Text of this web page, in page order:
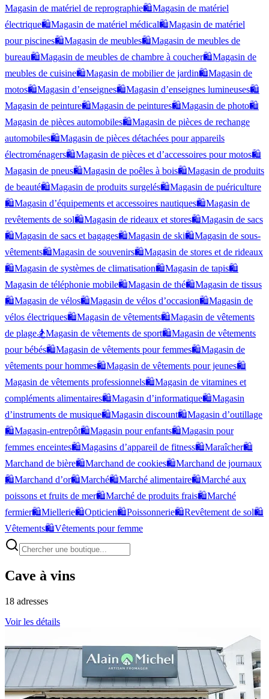
Magasin de matériel de reprographie🛍️Magasin de matériel
électrique🛍️Magasin de matériel médical🛍️Magasin de matériel
pour piscines🛍️Magasin de meubles🛍️Magasin de meubles de
bureau🛍️Magasin de meubles de chambre à coucher🛍️Magasin de
meubles de cuisine🛍️Magasin de mobilier de jardin🛍️Magasin de
motos🛍️Magasin d’enseignes🛍️Magasin d’enseignes lumineuses🛍️
Magasin de peinture🛍️Magasin de peintures🛍️Magasin de photo🛍️
Magasin de pièces automobiles🛍️Magasin de pièces de rechange
automobiles🛍️Magasin de pièces détachées pour appareils
électroménagers🛍️Magasin de pièces et d’accessoires pour motos🛍️
Magasin de pneus🛍️Magasin de poêles à bois🛍️Magasin de produits
de beauté🛍️Magasin de produits surgelés🛍️Magasin de puériculture
🛍️Magasin d’équipements et accessoires nautiques🛍️Magasin de
revêtements de sol🛍️Magasin de rideaux et stores🛍️Magasin de sacs
🛍️Magasin de sacs et bagages🛍️Magasin de ski🛍️Magasin de sous-
vêtements🛍️Magasin de souvenirs🛍️Magasin de stores et de rideaux
🛍️Magasin de systèmes de climatisation🛍️Magasin de tapis🛍️
Magasin de téléphonie mobile🛍️Magasin de thé🛍️Magasin de tissus
🛍️Magasin de vélos🛍️Magasin de vélos d’occasion🛍️Magasin de
vélos électriques🛍️Magasin de vêtements🛍️Magasin de vêtements
de plage🏂Magasin de vêtements de sport🛍️Magasin de vêtements
pour bébés🛍️Magasin de vêtements pour femmes🛍️Magasin de
vêtements pour hommes🛍️Magasin de vêtements pour jeunes🛍️
Magasin de vêtements professionnels🛍️Magasin de vitamines et
compléments alimentaires🛍️Magasin d’informatique🛍️Magasin
d’instruments de musique🛍️Magasin discount🛍️Magasin d’outillage
🛍️Magasin-entrepôt🛍️Magasin pour enfants🛍️Magasin pour
femmes enceintes🛍️Magasins d’appareil de fitness🛍️Maraîcher🛍️
Marchand de bière🛍️Marchand de cookies🛍️Marchand de journaux
🛍️Marchand d’or🛍️Marché🛍️Marché alimentaire🛍️Marché aux
poissons et fruits de mer🛍️Marché de produits frais🛍️Marché
fermier🛍️Miellerie🛍️Opticien🛍️Poissonnerie🛍️Revêtement de sol🛍️
Vêtements🛍️Vêtements pour femme
Cave à vins
18 adresses
Voir les détails